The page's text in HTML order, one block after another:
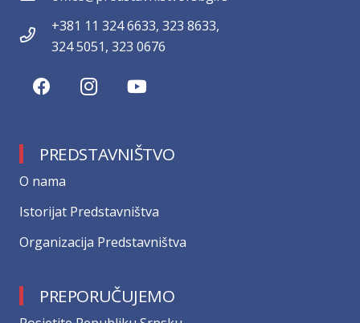
+381 11 324 6633, 323 8633,
324 5051, 323 0676
PREDSTAVNIŠTVO
О nama
Istorijat Predstavništva
Organizacija Predstavništva
PREPORUČUJEMO